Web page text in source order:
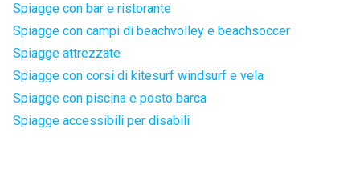
Spiagge con bar e ristorante
Spiagge con campi di beachvolley e beachsoccer
Spiagge attrezzate
Spiagge con corsi di kitesurf windsurf e vela
Spiagge con piscina e posto barca
Spiagge accessibili per disabili